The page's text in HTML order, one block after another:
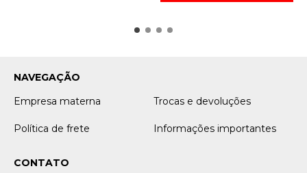
NAVEGAÇÃO
Empresa materna
Trocas e devoluções
Política de frete Informações importantes
CONTATO